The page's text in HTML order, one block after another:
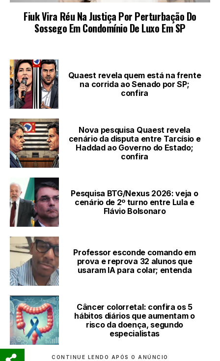
Quaest revela quem está na frente
na corrida ao Senado por SP;
confira
Nova pesquisa Quaest revela
cenário da disputa entre Tarcísio e
Haddad ao Governo do Estado;
confira
Pesquisa BTG/Nexus 2026: veja o
cenário de 2º turno entre Lula e
Flávio Bolsonaro
Professor esconde comando em
prova e reprova 32 alunos que
usaram IA para colar; entenda
Câncer colorretal: confira os 5
hábitos diários que aumentam o
risco da doença, segundo
especialistas
CONTINUE LENDO APÓS O ANÚNCIO